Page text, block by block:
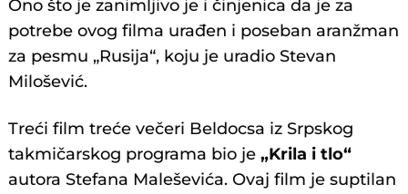
Ono što je zanimljivo je i činjenica da je za
potrebe ovog filma urađen i poseban aranžman
za pesmu „Rusija“, koju je uradio Stevan
Milošević.
Treći film treće večeri Beldocsa iz Srpskog
takmičarskog programa bio je„Krila i tlo“
autora Stefana Maleševića. Ovaj film je suptilan